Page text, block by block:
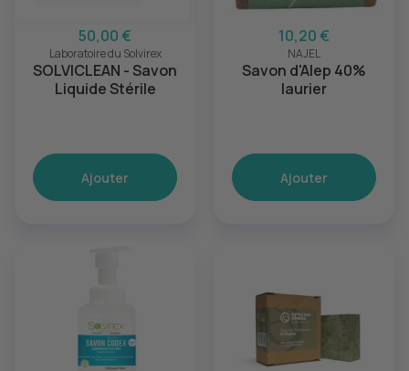
50,00 €
Laboratoire du Solvirex
SOLVICLEAN - Savon
Liquide Stérile
Ajouter
10,20 €
NAJEL
Savon d'Alep 40%
laurier
Ajouter